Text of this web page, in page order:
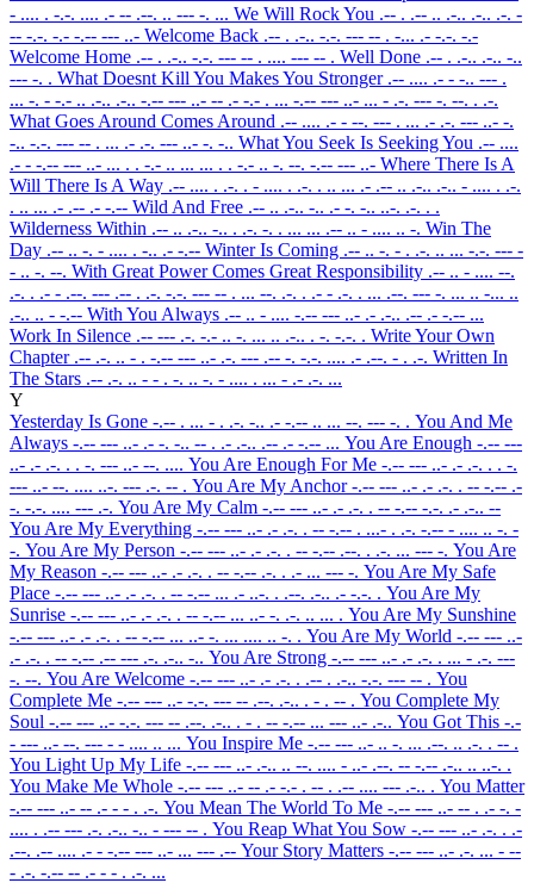
- .... . -.-. .... .- -- .--. .. --- -. ... We Will Rock You .-- . .-- .. .-.. .-.. .-. -
-- -.-. -.- -.-- --- ..- Welcome Back .-- . .-.. -.-. --- -- . -... .- -.-. -.-
Welcome Home .-- . .-.. -.-. --- -- . .... --- -- . Well Done .-- . .-.. .-.. -..
--- -. . What Doesnt Kill You Makes You Stronger .-- .... .- - -.. --- .
... -. - -.- .. .-.. .-.. -.-- --- ..- -- .- -.- . ... -.-- --- ..- ... - .-. --- -. --. . .-.
What Goes Around Comes Around .-- .... .- - --. --- . ... .- .-. --- ..- -.
-.. -.-. --- -- . ... .- .-. --- ..- -. -.. What You Seek Is Seeking You .-- ....
.- - -.-- --- ..- ... . . -.- .. ... ... . . -.- .. -. --. -.-- --- ..- Where There Is A
Will There Is A Way .-- .... . .-. . - .... . .-. . .. ... .- .-- .. .-.. .-.. - .... . .-.
. .. ... .- .-- .- -.-- Wild And Free .-- .. .-.. -.. .- -. -.. ..-. .-. . .
Wilderness Within .-- .. .-.. -.. . .-. -. . ... ... .-- .. - .... .. -. Win The
Day .-- .. -. - .... . -.. .- -.-- Winter Is Coming .-- .. -. - . .-. .. ... -.-. --- -
- .. -. --. With Great Power Comes Great Responsibility .-- .. - .... --.
.-. . .- - .--. --- .-- . .-. -.-. --- -- . ... --. .-. . .- - .-. . ... .--. --- -. ... .. -... ..
.-.. .. - -.-- With You Always .-- .. - .... -.-- --- ..- .- .-.. .-- .- -.-- ...
Work In Silence .-- --- .-. -.- .. -. ... .. .-.. . -. -.-. . Write Your Own
Chapter .-- .-. .. - . -.-- --- ..- .-. --- .-- -. -.-. .... .- .--. - . .-. Written In
The Stars .-- .-. .. - - . -. .. -. - .... . ... - .- .-. ...
Y
Yesterday Is Gone -.-- . ... - . .-. -.. .- -.-- .. ... --. --- -. . You And Me
Always -.-- --- ..- .- -. -.. -- . .- .-.. .-- .- -.-- ... You Are Enough -.-- ---
..- .- .-. . . -. --- ..- --. .... You Are Enough For Me -.-- --- ..- .- .-. . . -.
--- ..- --. .... ..-. --- .-. -- . You Are My Anchor-.-- --- ..- .- .-. . -- -.-- .-
-. -.-. .... --- .-. You Are My Calm -.-- --- ..- .- .-. . -- -.-- -.-. .- .-.. --
You Are My Everything -.-- --- ..- .- .-. . -- -.-- . ...- . .-. -.-- - .... .. -. -
-. You Are My Person -.-- --- ..- .- .-. . -- -.-- .--. . .-. ... --- -. You Are
My Reason -.-- --- ..- .- .-. . -- -.-- .-. . .- ... --- -. You Are My Safe
Place -.-- --- ..- .- .-. . -- -.-- ... .- ..-. . .--. .-.. .- -.-. . You Are My
Sunrise -.-- --- ..- .- .-. . -- -.-- ... ..- -. .-. .. ... . You Are My Sunshine
-.-- --- ..- .- .-. . -- -.-- ... ..- -. ... .... .. -. . You Are My World -.-- --- ..-
.- .-. . -- -.-- .-- --- .-. .-.. -.. You Are Strong -.-- --- ..- .- .-. . ... - .-. ---
-. --. You Are Welcome -.-- --- ..- .- .-. . .-- . .-.. -.-. --- -- . You
Complete Me -.-- --- ..- -.-. --- -- .--. .-.. . - . -- . You Complete My
Soul -.-- --- ..- -.-. --- -- .--. .-.. . - . -- -.-- ... --- ..- .-.. You Got This -.-
- --- ..- --. --- - - .... .. ... You Inspire Me -.-- --- ..- .. -. ... .--. .. .-. . -- .
You Light Up My Life -.-- --- ..- .-.. .. --. .... - ..- .--. -- -.-- .-.. .. ..-. .
You Make Me Whole -.-- --- ..- -- .- -.- . -- . .-- .... --- .-.. . You Matter
-.-- --- ..- -- .- - - . .-. You Mean The World To Me -.-- --- ..- -- . .- -. -
.... . .-- --- .-. .-.. -.. - --- -- . You Reap What You Sow -.-- --- ..- .-. . .-
.--. .-- .... .- - -.-- --- ..- ... --- .-- Your Story Matters -.-- --- ..- .-. ... - --
- .-. -.-- -- .- - - . .-. ...